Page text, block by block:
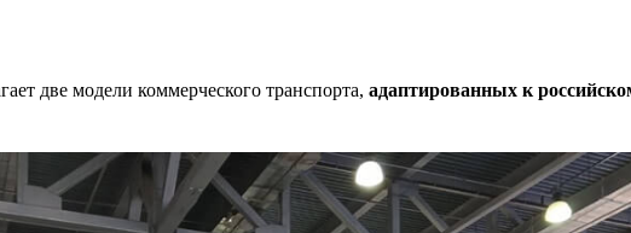
две модели коммерческого транспорта, адаптированных к